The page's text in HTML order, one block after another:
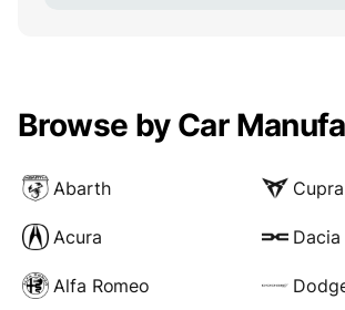
Browse by Car
Abarth
Acura
Alfa Romeo
Cupra
Dacia